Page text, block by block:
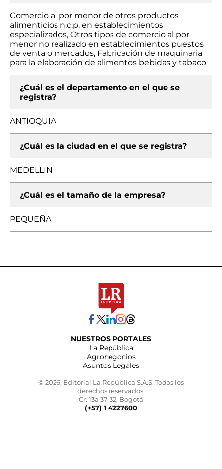
Comercio al por menor de otros productos
alimenticios n.c.p. en establecimientos
especializados, Otros tipos de comercio al por
menor no realizado en establecimientos puestos
de venta o mercados, Fabricación de maquinaria
para la elaboración de alimentos bebidas y tabaco
¿Cuál es el departamento en el que se
registra?
ANTIOQUIA
¿Cuál es la ciudad en el que se registra?
MEDELLIN
¿Cuál es el tamaño de la empresa?
PEQUEÑA
NUESTROS PORTALES
La República
Agronegocios
Asuntos Legales
© 2026, Editorial La República S.A.S. Todos los
derechos reservados.
Cr. 13a 37-32, Bogotá
(+57) 1 4227600